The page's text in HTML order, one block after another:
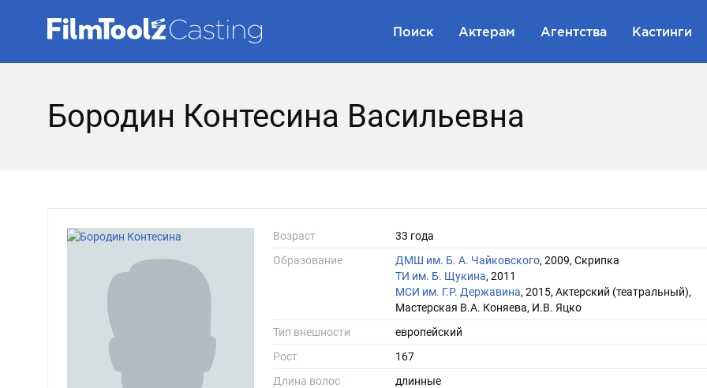
Поиск Актерам Агентства Кастинги
Бородин Контесина Васильевна
Возраст
33 года
Образование
ДМШ им. Б. А. Чайковского, 2009, Скрипка
ТИ им. Б. Щукина, 2011
МСИ им. Г.Р. Державина, 2015, Актерский (театральный),
Мастерская В.А. Коняева, И.В. Яцко
Тип внешности
европейский
Рост
167
Длина волос
длинные